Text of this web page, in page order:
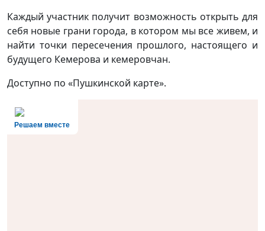
Каждый участник получит возможность открыть для
себя новые грани города, в котором мы все живем, и
найти точки пересечения прошлого, настоящего и
будущего Кемерова и кемеровчан.
Доступно по «Пушкинской карте».
Решаем вместе